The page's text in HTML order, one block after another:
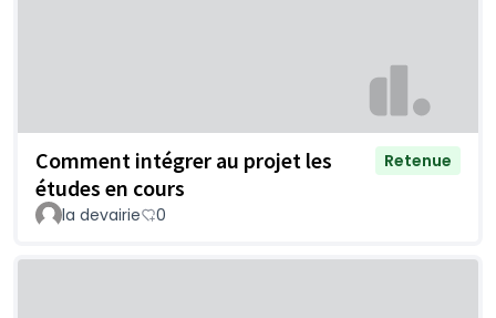
Comment intégrer au projet les
études en cours
Retenue
la devairie 0